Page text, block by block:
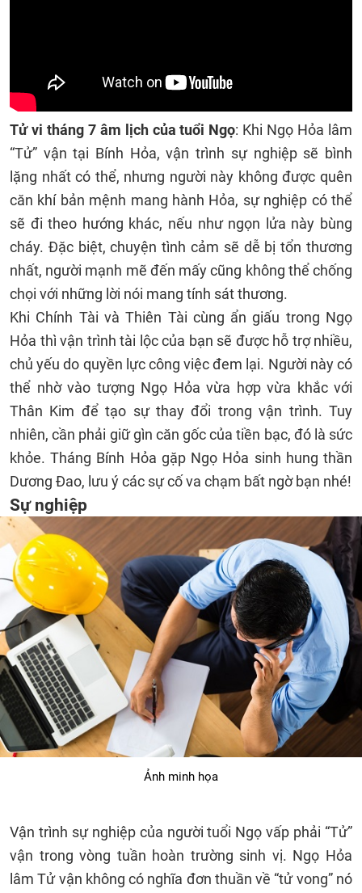
Tử vi tháng 7 âm lịch của tuổi Ngọ: Khi Ngọ Hỏa lâm
“Tử” vận tại Bính Hỏa, vận trình sự nghiệp sẽ bình
lặng nhất có thể, nhưng người này không được quên
căn khí bản mệnh mang hành Hỏa, sự nghiệp có thể
sẽ đi theo hướng khác, nếu như ngọn lửa này bùng
cháy. Đặc biệt, chuyện tình cảm sẽ dễ bị tổn thương
nhất, người mạnh mẽ đến mấy cũng không thể chống
chọi với những lời nói mang tính sát thương.
Khi Chính Tài và Thiên Tài cùng ẩn giấu trong Ngọ
Hỏa thì vận trình tài lộc của bạn sẽ được hỗ trợ nhiều,
chủ yếu do quyền lực công việc đem lại. Người này có
thể nhờ vào tượng Ngọ Hỏa vừa hợp vừa khắc với
Thân Kim để tạo sự thay đổi trong vận trình. Tuy
nhiên, cần phải giữ gìn căn gốc của tiền bạc, đó là sức
khỏe. Tháng Bính Hỏa gặp Ngọ Hỏa sinh hung thần
Dương Đao, lưu ý các sự cố va chạm bất ngờ bạn nhé!
Sự nghiệp
Ảnh minh họa
Vận trình sự nghiệp của người tuổi Ngọ vấp phải “Tử”
vận trong vòng tuần hoàn trường sinh vị. Ngọ Hỏa
lâm Tử vận không có nghĩa đơn thuần về “tử vong” nó